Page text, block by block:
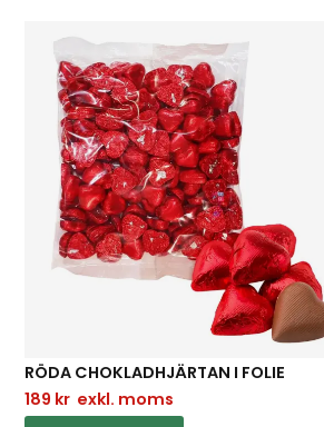
RÖDA CHOKLADHJÄRTAN I FOLIE
189 kr exkl. moms